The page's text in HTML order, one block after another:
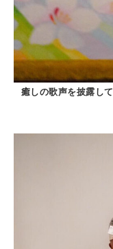
癒しの歌声を披露し